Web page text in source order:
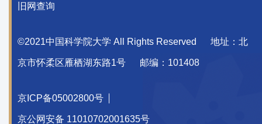
旧网查询
©2021中国科学院大学 All Rights Reserved 地址：北
京市怀柔区雁栖湖东路1号 邮编：101408
京ICP备05002800号
京公网安备 11010702001635号